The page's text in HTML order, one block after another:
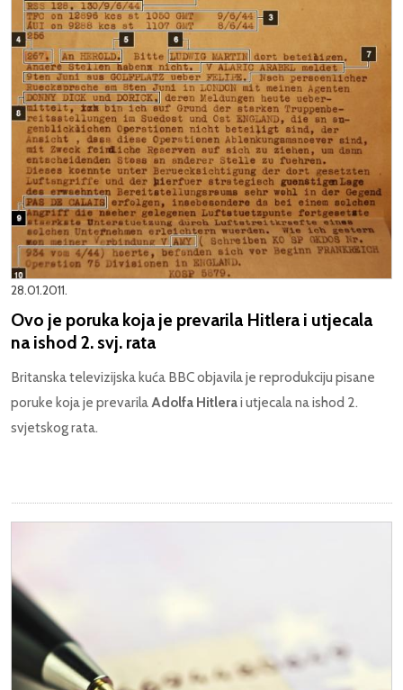
28.01.2011.
Ovo je poruka koja je prevarila Hitlera i utjecala
na ishod 2. svj. rata
Britanska televizijska kuća BBC objavila je reprodukciju pisane
poruke koja je prevarilaAdolfa Hitlerai utjecala na ishod 2.
svjetskog rata.